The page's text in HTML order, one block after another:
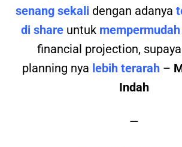
senang sekali dengan adanya
di share untuk mempermudah
financial projection,
planning nya lebih terarah –
Indah
—